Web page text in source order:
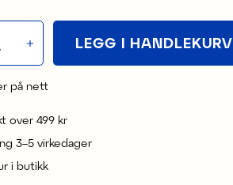
LEGG I HANDLEKURV
på nett
over 499 kr
3–5 virkedager
i butikk